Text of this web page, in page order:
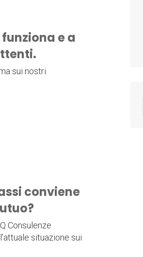
funziona e a
sui nostri
conviene
Consulenze
situazione sui